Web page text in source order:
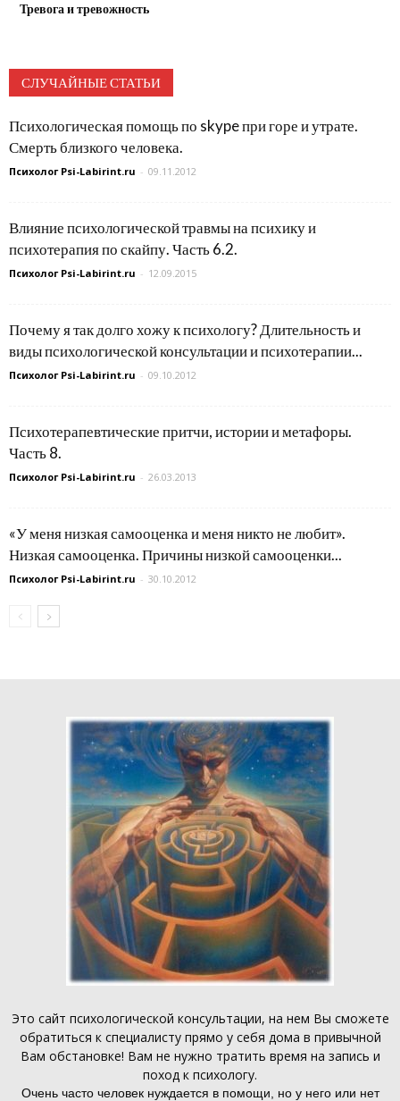
Тревога и тревожность
СЛУЧАЙНЫЕ СТАТЬИ
Психологическая помощь по skype при горе и утрате.
Смерть близкого человека.
Психолог Psi-Labirint.ru - 09.11.2012
Влияние психологической травмы на психику и
психотерапия по скайпу. Часть 6.2.
Психолог Psi-Labirint.ru - 12.09.2015
Почему я так долго хожу к психологу? Длительность и
виды психологической консультации и психотерапии...
Психолог Psi-Labirint.ru - 09.10.2012
Психотерапевтические притчи, истории и метафоры.
Часть 8.
Психолог Psi-Labirint.ru - 26.03.2013
«У меня низкая самооценка и меня никто не любит».
Низкая самооценка. Причины низкой самооценки...
Психолог Psi-Labirint.ru - 30.10.2012
Это сайт психологической консультации, на нем Вы сможете
обратиться к специалисту прямо у себя дома в привычной
Вам обстановке! Вам не нужно тратить время на запись и
поход к психологу.
Очень часто человек нуждается в помощи, но у него или нет